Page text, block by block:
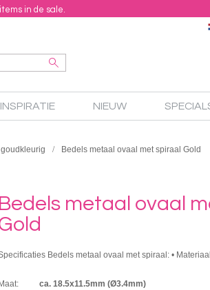
in de sale.
INSPIRATIE NIEUW
Bedels metaal ovaal met spiraal Gold
Bedels metaal ovaal
Bedels metaal ovaal met spiraal: •
ca. 18.5x11.5mm (Ø3.4mm)